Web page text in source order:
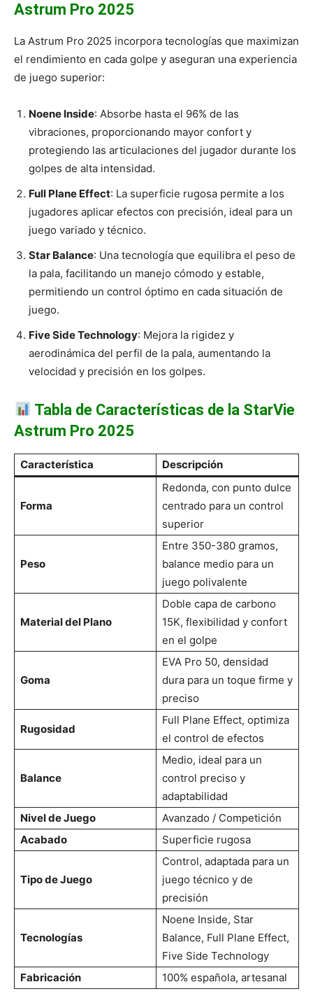
Astrum Pro 2025
La Astrum Pro 2025 incorpora tecnologías que maximizan
el rendimiento en cada golpe y aseguran una experiencia
de juego superior:
Noene Inside: Absorbe hasta el 96% de las
vibraciones, proporcionando mayor confort y
protegiendo las articulaciones del jugador durante los
golpes de alta intensidad.
Full Plane Effect: La superficie rugosa permite a los
jugadores aplicar efectos con precisión, ideal para un
juego variado y técnico.
Star Balance: Una tecnología que equilibra el peso de
la pala, facilitando un manejo cómodo y estable,
permitiendo un control óptimo en cada situación de
juego.
Five Side Technology: Mejora la rigidez y
aerodinámica del perfil de la pala, aumentando la
velocidad y precisión en los golpes.
Tabla de Características de la StarVie
Astrum Pro 2025
Característica Descripción
Forma
Redonda, con punto dulce
centrado para un control
superior
Peso
Entre 350-380 gramos,
balance medio para un
juego polivalente
Material del Plano
Doble capa de carbono
15K, flexibilidad y confort
en el golpe
Goma
EVA Pro 50, densidad
dura para un toque firme y
preciso
Rugosidad
Full Plane Effect, optimiza
el control de efectos
Balance
Medio, ideal para un
control preciso y
adaptabilidad
Nivel de Juego
Avanzado / Competición
Acabado
Superficie rugosa
Tipo de Juego
Control, adaptada para un
juego técnico y de
precisión
Tecnologías
Noene Inside, Star
Balance, Full Plane Effect,
Five Side Technology
Fabricación
100% española, artesanal